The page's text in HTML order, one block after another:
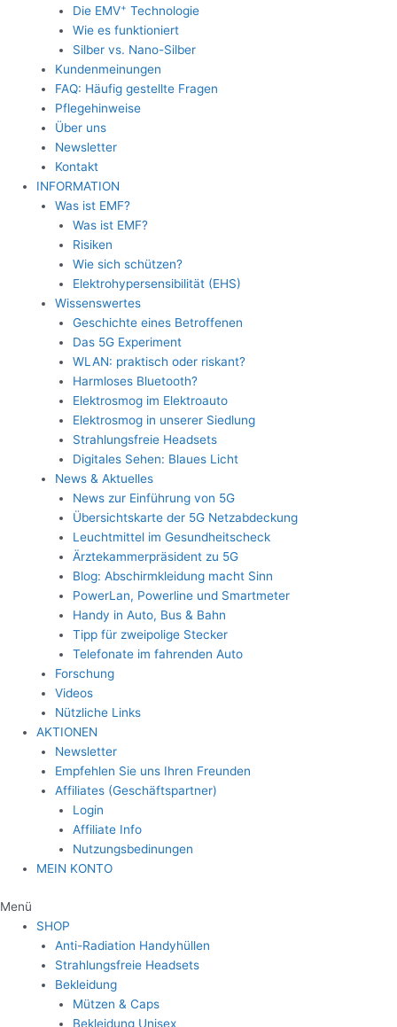
Die EMV+ Technologie
Wie es funktioniert
Silber vs. Nano-Silber
Kundenmeinungen
FAQ: Häufig gestellte Fragen
Pflegehinweise
Über uns
Newsletter
Kontakt
INFORMATION
Was ist EMF?
Was ist EMF?
Risiken
Wie sich schützen?
Elektrohypersensibilität (EHS)
Wissenswertes
Geschichte eines Betroffenen
Das 5G Experiment
WLAN: praktisch oder riskant?
Harmloses Bluetooth?
Elektrosmog im Elektroauto
Elektrosmog in unserer Siedlung
Strahlungsfreie Headsets
Digitales Sehen: Blaues Licht
News & Aktuelles
News zur Einführung von 5G
Übersichtskarte der 5G Netzabdeckung
Leuchtmittel im Gesundheitscheck
Ärztekammerpräsident zu 5G
Blog: Abschirmkleidung macht Sinn
PowerLan, Powerline und Smartmeter
Handy in Auto, Bus & Bahn
Tipp für zweipolige Stecker
Telefonate im fahrenden Auto
Forschung
Videos
Nützliche Links
AKTIONEN
Newsletter
Empfehlen Sie uns Ihren Freunden
Affiliates (Geschäftspartner)
Login
Affiliate Info
Nutzungsbedinungen
MEIN KONTO
Menü
SHOP
Anti-Radiation Handyhüllen
Strahlungsfreie Headsets
Bekleidung
Mützen & Caps
Bekleidung Unisex